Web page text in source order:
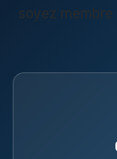
soyez